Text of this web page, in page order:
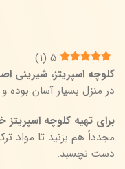
5
(
1
)
کلوچه اسپریتز، شیرینی
در منزل بسیار آسان بوده
برای تهیه کلوچه
مجدداً هم بزنید تا مواد
دست نچسبد.